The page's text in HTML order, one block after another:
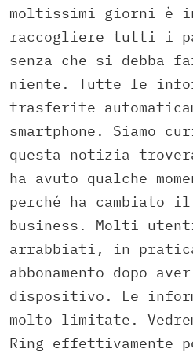
moltissimi giorni è
raccogliere tutti i
senza che si debba
niente. Tutte le
trasferite
smartphone. Siamo
questa notizia
ha avuto qualche
perché ha cambiato
business. Molti
arrabbiati, in pratica
abbonamento dopo
dispositivo. Le
molto limitate.
Ring effettivamente